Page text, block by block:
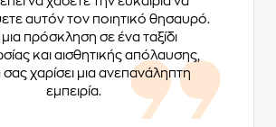
αυτόν τον ποιητικό θησαυρό.
μια πρόσκληση σε ένα ταξίδι
και αισθητικής απόλαυσης,
χαρίσει μια ανεπανάληπτη
εμπειρία.